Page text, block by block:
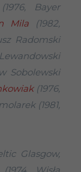
Bayer
Mila (1982,
Radomski
Sobolewski
(1976,
(1981,
Glasgow,